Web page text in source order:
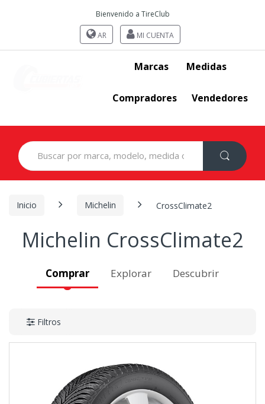
Bienvenido a TireClub
AR MI CUENTA
Marcas Medidas
Compradores Vendedores
Search
for:
Inicio Michelin CrossClimate2
Michelin CrossClimate2
Comprar Explorar Descubrir
Filtros